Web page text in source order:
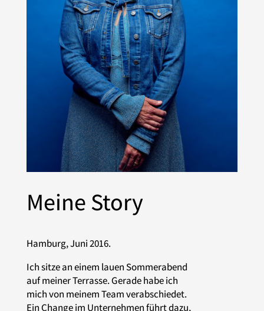
Meine Story
Hamburg, Juni 2016.
Ich sitze an einem lauen Sommerabend
auf meiner Terrasse. Gerade habe ich
mich von meinem Team verabschiedet.
Ein Change im Unternehmen führt dazu,